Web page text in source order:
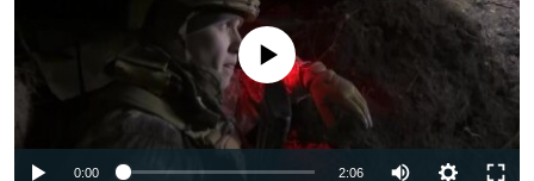
Jelenleg nincs elérhető tartalom
0:00 2:06